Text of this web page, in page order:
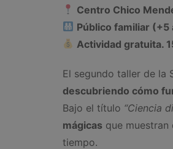
Centro Chico
Público familiar (+5
Actividad gratuita.
El segundo taller de la
descubriendo cómo
Bajo el título “Ciencia
mágicas que
tiempo.